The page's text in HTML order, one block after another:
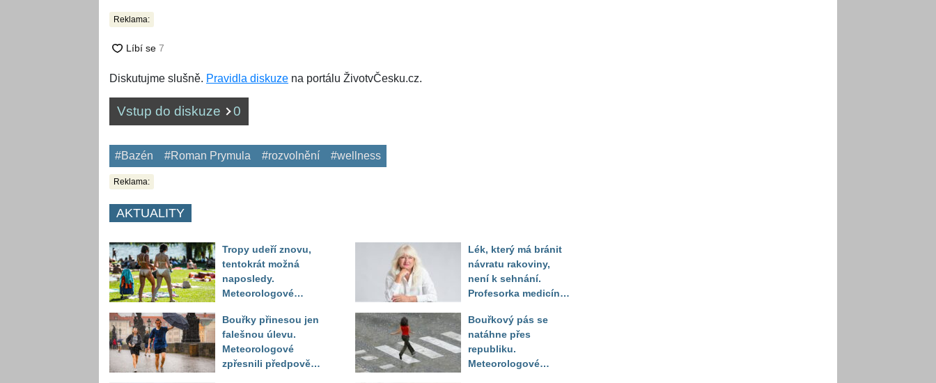
Reklama:
Diskutujme slušně. Pravidla diskuze na portálu ŽivotvČesku.cz.
Vstup do diskuze 0
#Bazén #Roman Prymula #rozvolnění #wellness
Reklama:
AKTUALITY
Tropy udeří znovu,
tentokrát možná
naposledy.
Meteorologové
do září
Bouřky přinesou jen
falešnou úlevu.
Meteorologové
zpřesnili předpověď
Lék, který má bránit
návratu rakoviny,
není k sehnání.
Profesorka medicíny
pacientka
Bouřkový pás se
natáhne přes
republiku.
Meteorologové